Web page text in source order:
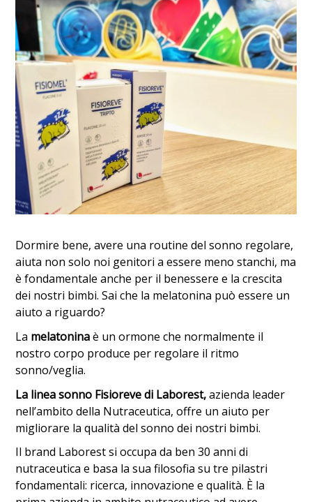
Dormire bene, avere una routine del sonno regolare,
aiuta non solo noi genitori a essere meno stanchi, ma
è fondamentale anche per il benessere e la crescita
dei nostri bimbi. Sai che la melatonina può essere un
aiuto a riguardo?
La melatoninaè un ormone che normalmente il
nostro corpo produce per regolare il ritmo
sonno/veglia.
La linea sonno Fisioreve di Laborest,azienda leader
nell’ambito della Nutraceutica, offre un aiuto per
migliorare la qualità del sonno dei nostri bimbi.
Il brand Laborest si occupa da ben 30 anni di
nutraceutica e basa la sua filosofia su tre pilastri
fondamentali: ricerca, innovazione e qualità. È la